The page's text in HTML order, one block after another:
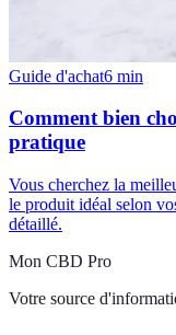
Guide d'achat6 min
Comment bien
pratique
Vous cherchez la
le produit idéal selon
détaillé.
Mon CBD Pro
Votre source